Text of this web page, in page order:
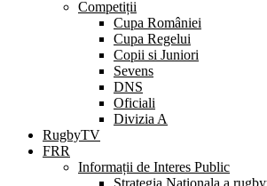
Competiții
Cupa României
Cupa Regelui
Copii si Juniori
Sevens
DNS
Oficiali
Divizia A
RugbyTV
FRR
Informații de Interes Public
Strategia Nationala a